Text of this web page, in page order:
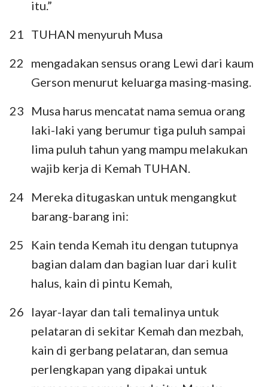
1
15
16 18 19 20
21
22
23 24 25 26
36
itu.”
21
TUHAN menyuruh Musa
22
mengadakan sensus orang Lewi dari kaum
Gerson menurut keluarga masing-masing.
23
Musa harus mencatat nama semua orang
laki-laki yang berumur tiga puluh sampai
lima puluh tahun yang mampu melakukan
wajib kerja di Kemah TUHAN.
24
Mereka ditugaskan untuk mengangkut
barang-barang ini:
25
Kain tenda Kemah itu dengan tutupnya
bagian dalam dan bagian luar dari kulit
halus, kain di pintu Kemah,
26
layar-layar dan tali temalinya untuk
pelataran di sekitar Kemah dan mezbah,
kain di gerbang pelataran, dan semua
perlengkapan yang dipakai untuk